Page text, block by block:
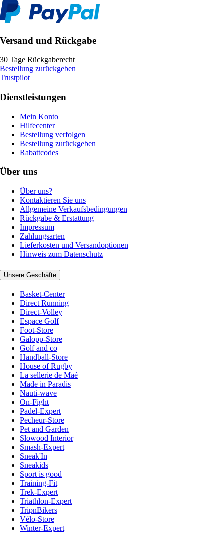
Versand und Rückgabe
30 Tage Rückgaberecht
Bestellung zurückgeben
Trustpilot
Dienstleistungen
Mein Konto
Hilfecenter
Bestellung verfolgen
Bestellung zurückgeben
Rabattcodes
Über uns
Über uns?
Kontaktieren Sie uns
Allgemeine Verkaufsbedingungen
Rückgabe & Erstattung
Impressum
Zahlungsarten
Lieferkosten und Versandoptionen
Hinweis zum Datenschutz
Unsere Geschäfte
Basket-Center
Direct Running
Direct-Volley
Espace Golf
Foot-Store
Galopp-Store
Golf and co
Handball-Store
House of Rugby
La sellerie de Maé
Made in Paradis
Nauti-wave
On-Fight
Padel-Expert
Pecheur-Store
Pet and Garden
Slowood Interior
Smash-Expert
Sneak'In
Sneakids
Sport is good
Training-Fit
Trek-Expert
Triathlon-Expert
TripnBikers
Vélo-Store
Winter-Expert